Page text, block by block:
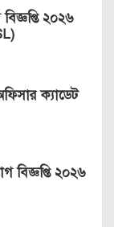
২০২৬
ক্যাডেট
বিজ্ঞপ্তি ২০২৬